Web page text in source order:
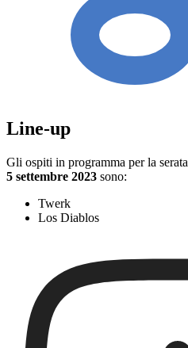
Line-up
Gli ospiti in programma per la serata
5 settembre 2023 sono:
Twerk
Los Diablos